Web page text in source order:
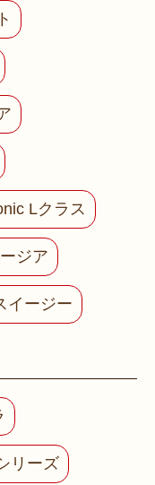
Lクラス
ジア
イージー
リーズ